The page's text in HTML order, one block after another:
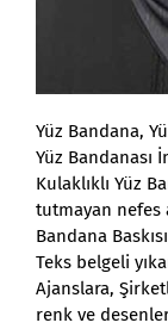
Yüz Bandana,
Yüz Bandanası
Kulaklıklı Yüz
tutmayan nefes
Bandana
Teks belgeli
Ajanslara,
renk ve